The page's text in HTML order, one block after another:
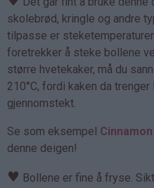
skolebrød, kringle og andre
tilpasse er
foretrekker å steke bollene
større hvetekaker, må du
210°C, fordi kaken da
gjennomstekt.
Se som eksempel
denne deigen!
♥ Bollene er fine å fryse.